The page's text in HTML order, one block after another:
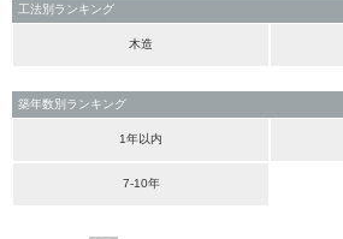
工法別ランキング
木造
築年数別ランキング
1年以内
7-10年